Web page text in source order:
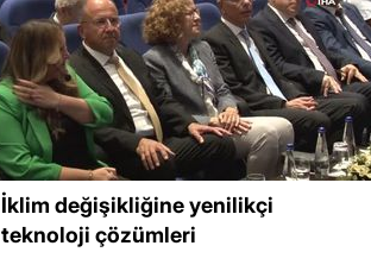
İklim değişikliğine yenilikçi
teknoloji çözümleri